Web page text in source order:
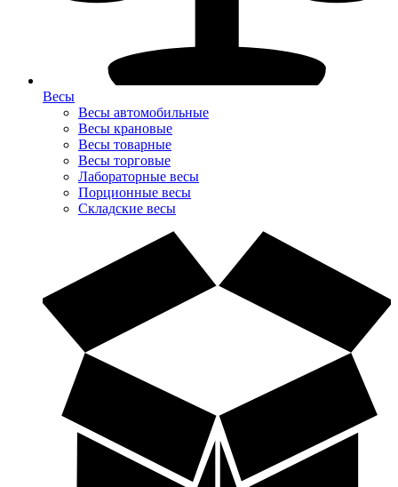
Весы
Весы автомобильные
Весы крановые
Весы товарные
Весы торговые
Лабораторные весы
Порционные весы
Складские весы